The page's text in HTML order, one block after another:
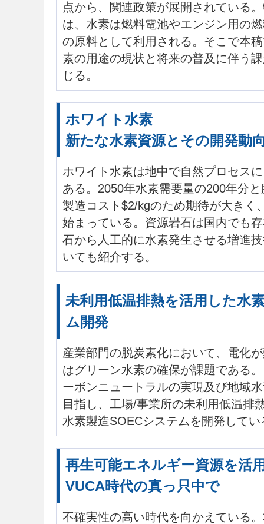
点から、関連政策が展開されている
は、水素は燃料電池やエンジン用の
の原料として利用される。そこで本
素の用途の現状と将来の普及に伴う
じる。
ホワイト水素
新たな水素資源とその開発動
ホワイト水素は地中で自然プロセス
ある。2050年水素需要量の200年分
製造コスト$2/kgのため期待が大きく
始まっている。資源岩石は国内でも
石から人工的に水素発生させる増進
いても紹介する。
未利用低温排熱を活用した水
ム開発
産業部門の脱炭素化において、電化
はグリーン水素の確保が課題である
ーボンニュートラルの実現及び地域
目指し、工場/事業所の未利用低温排
水素製造SOECシステムを開発してい
再生可能エネルギー資源を活
VUCA時代の真っ只中で
不確実性の高い時代を向かえている